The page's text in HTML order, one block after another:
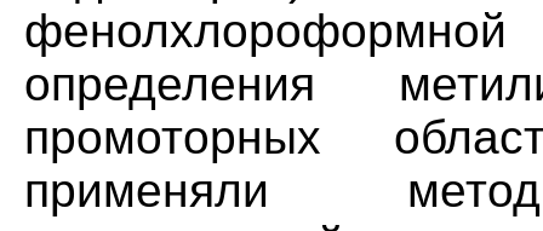
определения
промоторных
применяли метод